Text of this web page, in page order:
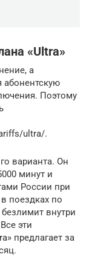
«Ultra»
а
абонентскую
Поэтому
ultra/.
варианта. Он
минут и
России при
поездках по
внутри
эти
предлагает за